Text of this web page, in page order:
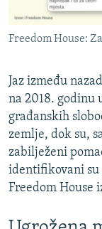
Freedom House:
Jaz između
na 2018. godinu
građanskih
zemlje, dok su,
zabilježeni
identifikovani su
Freedom House